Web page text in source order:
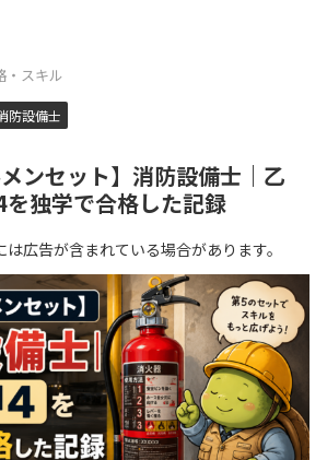
・スキル
防設備士
メンセット】消防設備士｜乙
を独学で合格した記録
広告が含まれている場合があります。